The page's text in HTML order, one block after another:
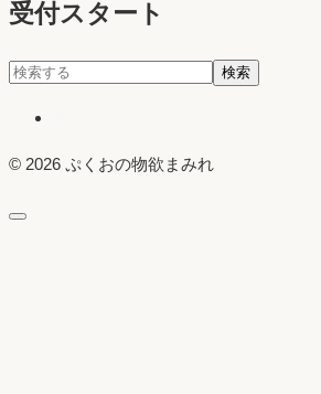
受付スタート
検
検索
© 2026 ぷくおの物欲まみれ